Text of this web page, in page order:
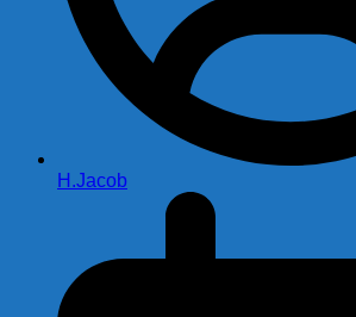
H.Jacob